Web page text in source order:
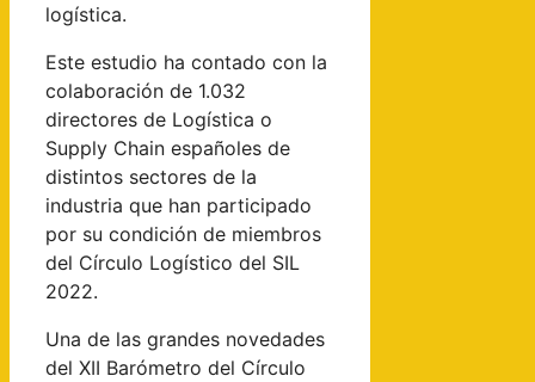
logística.
Este estudio ha contado con la
colaboración de 1.032
directores de Logística o
Supply Chain españoles de
distintos sectores de la
industria que han participado
por su condición de miembros
del Círculo Logístico del SIL
2022.
Una de las grandes novedades
del XII Barómetro del Círculo